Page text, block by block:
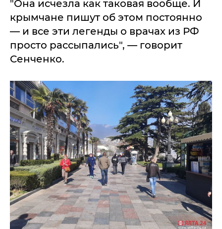
"Она исчезла как таковая вообще. И
крымчане пишут об этом постоянно
— и все эти легенды о врачах из РФ
просто рассыпались", — говорит
Сенченко.